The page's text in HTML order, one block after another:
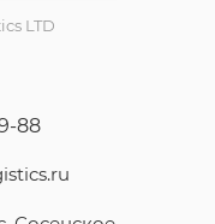
LTD
88